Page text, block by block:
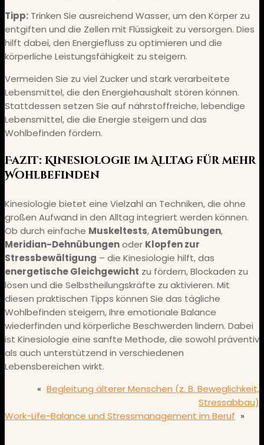
Tipp: Trinken Sie ausreichend Wasser, um den Körper zu
entgiften und die Zellen mit Flüssigkeit zu versorgen. Dies
hilft dabei, den Energiefluss zu optimieren und die
körperliche Leistungsfähigkeit zu steigern.
Vermeiden Sie zu viel Zucker und stark verarbeitete
Lebensmittel, die den Energiehaushalt stören können.
Stattdessen setzen Sie auf nährstoffreiche, lebendige
Lebensmittel, die die Energie steigern und das
Wohlbefinden fördern.
Fazit: Kinesiologie im Alltag für mehr
Wohlbefinden
Kinesiologie bietet eine Vielzahl an Techniken, die ohne
großen Aufwand in den Alltag integriert werden können.
Ob durch einfache Muskeltests,Atemübungen,
Meridian-Dehnübungenoder Klopfen zur
Stressbewältigung – die Kinesiologie hilft, das
energetische Gleichgewicht zu fördern, Blockaden zu
lösen und die Selbstheilungskräfte zu aktivieren. Mit
diesen praktischen Tipps können Sie das tägliche
Wohlbefinden steigern, Ihre emotionale Balance
wiederfinden und körperliche Beschwerden lindern. Dabei
ist Kinesiologie eine sanfte Methode, die sowohl präventiv
als auch unterstützend in verschiedenen
Lebensbereichen wirkt.
« Begleitung älterer Menschen (z. B. Beweglichkeit,
Stressabbau)
Work-Life-Balance und Stressmanagement im Beruf »